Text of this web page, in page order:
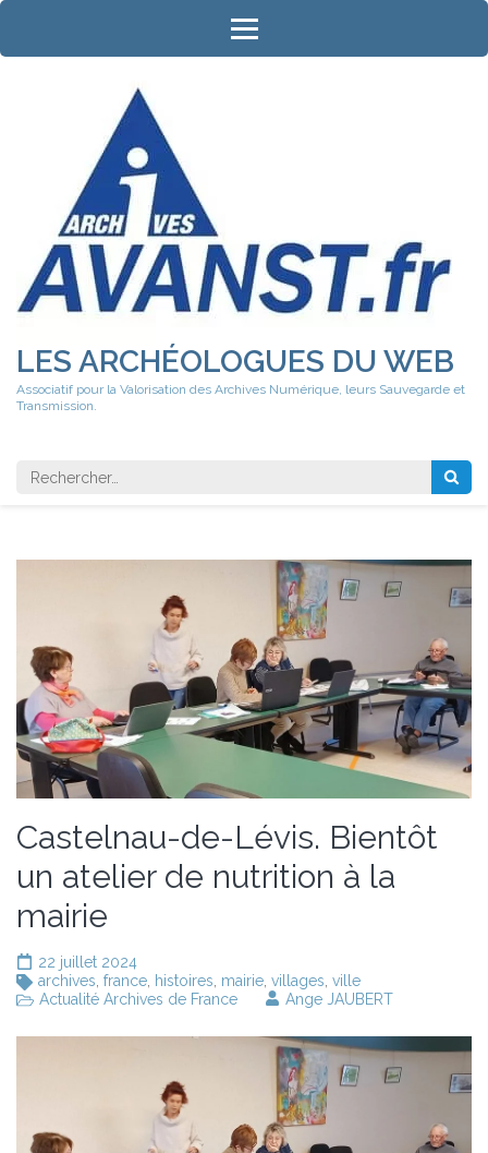
Aller
contenu
LES ARCHÉOLOGUES DU WEB
Associatif pour la Valorisation des Archives Numérique, leurs Sauvegarde et
Transmission.
Rechercher
Castelnau-de-Lévis. Bientôt
un atelier de nutrition à la
mairie
22 juillet 2024
archives france histoires mairie villages ville
Actualité Archives de France
Ange JAUBERT